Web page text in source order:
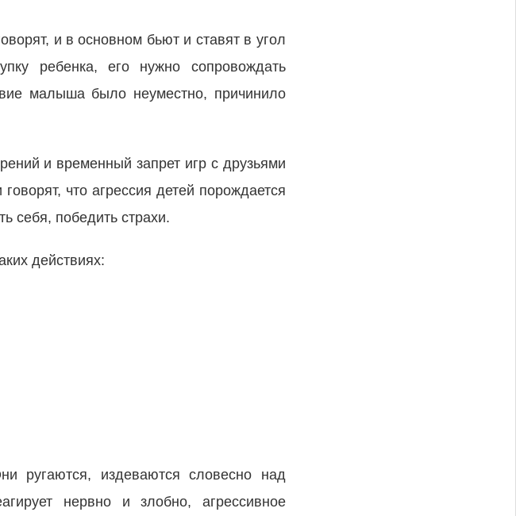
и в основном бьют и ставят в угол
ребенка, его нужно сопровождать
малыша было неуместно, причинило
и временный запрет игр с друзьями
что агрессия детей порождается
себя, победить страхи.
действиях:
ругаются, издеваются словесно над
нервно и злобно, агрессивное